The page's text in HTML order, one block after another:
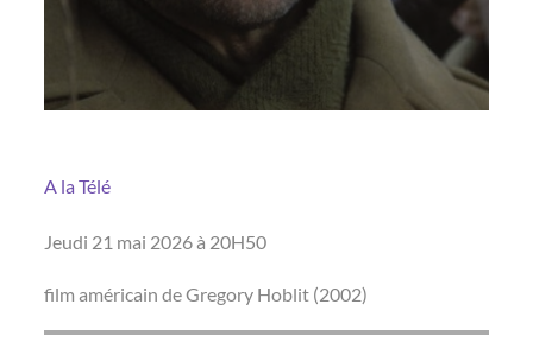
A la Télé
Jeudi 21 mai 2026 à 20H50
film américain de Gregory Hoblit (2002)